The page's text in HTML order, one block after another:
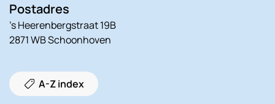
Postadres
’s Heerenbergstraat 19B
2871 WB Schoonhoven
A-Z index